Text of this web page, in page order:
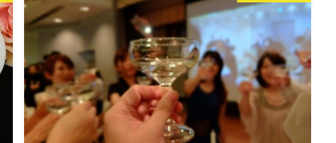
においても、 白…